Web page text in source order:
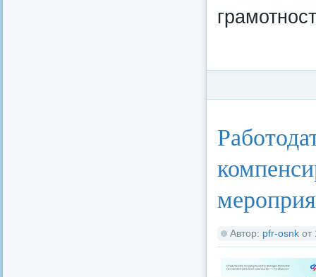
Автор: pfr-osnk от